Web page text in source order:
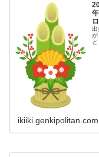
出
が
ikiiki.genkipolitan.com